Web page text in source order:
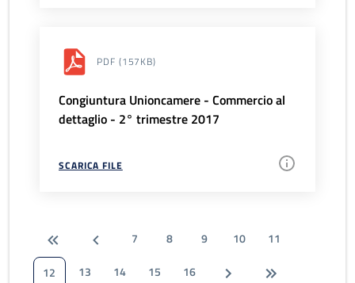
PDF (157KB)
Congiuntura Unioncamere - Commercio al
dettaglio - 2° trimestre 2017
SCARICA FILE
7 8 9 10
11
12
13 14 15 16